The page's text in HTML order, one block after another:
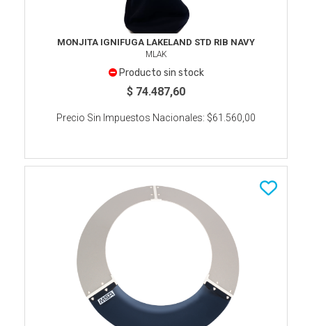
MONJITA IGNIFUGA LAKELAND STD RIB NAVY
MLAK
Producto sin stock
$ 74.487,60
Precio Sin Impuestos Nacionales: $61.560,00